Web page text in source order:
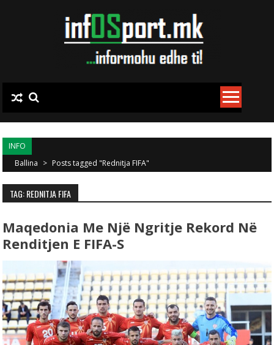
INFO
Ballina > Posts tagged "Rednitja FIFA"
TAG: REDNITJA FIFA
Maqedonia Me Një Ngritje Rekord Në
Renditjen E FIFA-S